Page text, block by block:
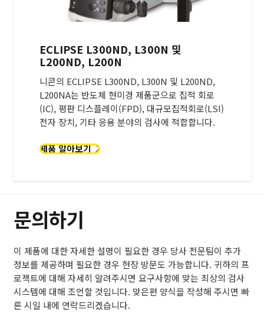
ECLIPSE L300ND, L300N 및
L200ND, L200N
니콘의 ECLIPSE L300ND, L300N 및 L200ND,
L200NA는 반도체 현미경 제품군으로 집적 회로
(IC), 평판 디스플레이(FPD), 대규모집적회로(LSI)
전자 장치, 기타 응용 분야의 검사에 적합합니다.
제품 알아보기
문의하기
이 제품에 대한 자세한 설명이 필요한 경우 당사 전문팀이 추가
정보를 제공하며 필요한 경우 현장 방문도 가능합니다. 귀하의 프
로젝트에 대해 자세히 알려주시면 요구사항에 맞는 최상의 검사
시스템에 대해 조언할 것입니다. 맞은편 양식을 작성해 주시면 빠
른 시일 내에 연락드리겠습니다.